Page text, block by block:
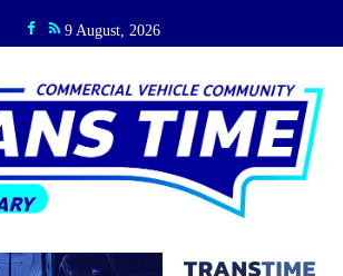
9 August, 2026